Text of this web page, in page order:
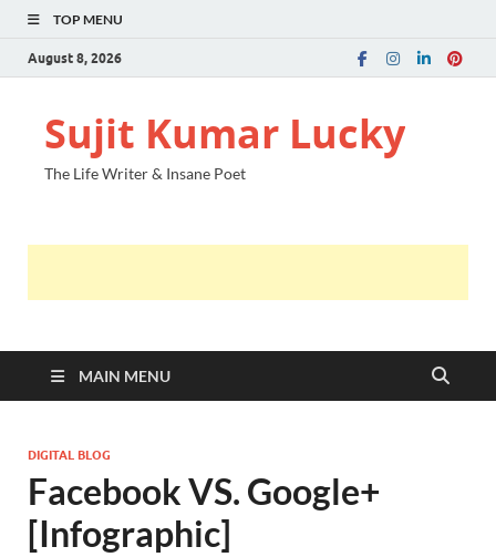
TOP MENU
August 8, 2026
Sujit Kumar Lucky
The Life Writer & Insane Poet
MAIN MENU
DIGITAL BLOG
Facebook VS. Google+
[Infographic]